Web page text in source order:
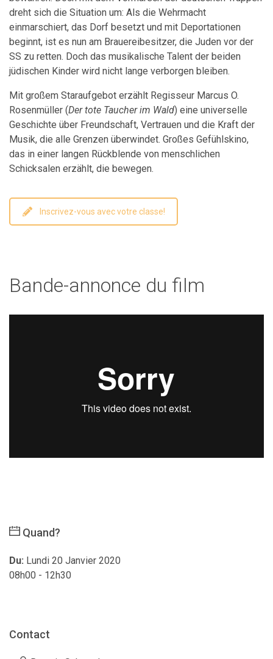
dreht sich die Situation um: Als die Wehrmacht
einmarschiert, das Dorf besetzt und mit Deportationen
beginnt, ist es nun am Brauereibesitzer, die Juden vor der
SS zu retten. Doch das musikalische Talent der beiden
jüdischen Kinder wird nicht lange verborgen bleiben.
Mit großem Staraufgebot erzählt Regisseur Marcus O.
Rosenmüller (Der tote Taucher im Wald) eine universelle
Geschichte über Freundschaft, Vertrauen und die Kraft der
Musik, die alle Grenzen überwindet. Großes Gefühlskino,
das in einer langen Rückblende von menschlichen
Schicksalen erzählt, die bewegen.
Inscrivez-vous avec votre classe!
Bande-annonce du film
Quand?
Du: Lundi 20 Janvier 2020
08h00 - 12h30
Contact